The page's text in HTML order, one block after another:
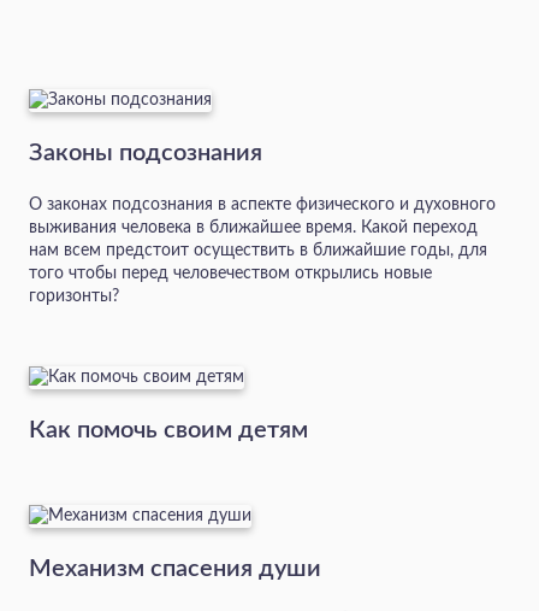
Законы подсознания
О законах подсознания в аспекте физического и духовного
выживания человека в ближайшее время. Какой переход
нам всем предстоит осуществить в ближайшие годы, для
того чтобы перед человечеством открылись новые
горизонты?
Как помочь своим детям
Механизм спасения души